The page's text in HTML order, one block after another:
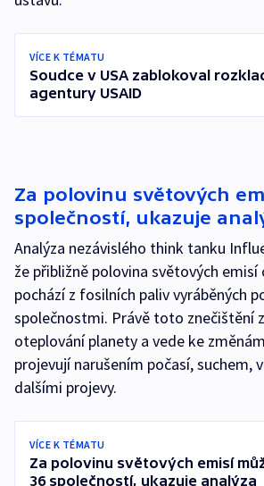
VÍCE K TÉMATU
Soudce v USA zablokoval
agentury USAID
Za polovinu světových
společností, ukazuje
Analýza nezávislého think tanku
že přibližně polovina světových
pochází z fosilních paliv vyráběných
společnostmi. Právě toto znečištění
oteplování planety a vede ke
projevují narušením počasí, suchem,
dalšími projevy.
VÍCE K TÉMATU
Za polovinu světových emisí
36 společností, ukazuje analýza